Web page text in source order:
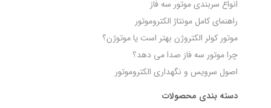
انواع سربندی موتور سه فاز
راهنمای کامل مونتاژ الکتروموتور
موتور کولر الکتروژن بهتر است یا موتوژن؟
چرا موتور سه فاز صدا می‌ دهد؟
اصول سرویس و نگهداری الکتروموتور
دسته بندی محصولات